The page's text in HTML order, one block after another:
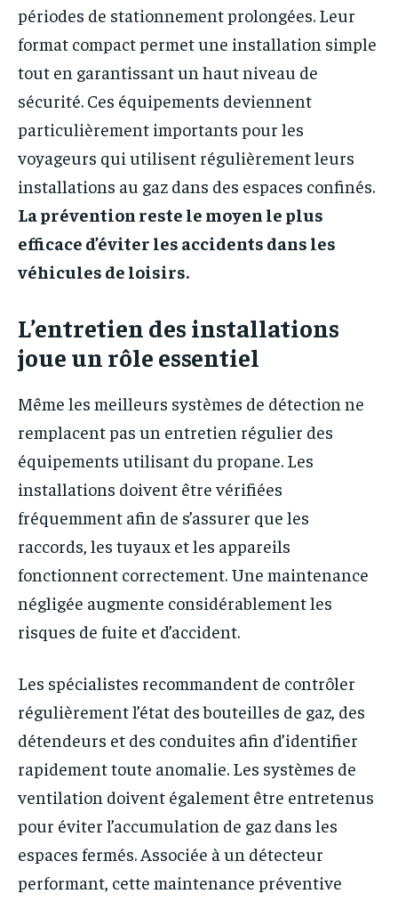
périodes de stationnement prolongées. Leur
format compact permet une installation simple
tout en garantissant un haut niveau de
sécurité. Ces équipements deviennent
particulièrement importants pour les
voyageurs qui utilisent régulièrement leurs
installations au gaz dans des espaces confinés.
La prévention reste le moyen le plus
efficace d’éviter les accidents dans les
véhicules de loisirs.
L’entretien des installations
joue un rôle essentiel
Même les meilleurs systèmes de détection ne
remplacent pas un entretien régulier des
équipements utilisant du propane. Les
installations doivent être vérifiées
fréquemment afin de s’assurer que les
raccords, les tuyaux et les appareils
fonctionnent correctement. Une maintenance
négligée augmente considérablement les
risques de fuite et d’accident.
Les spécialistes recommandent de contrôler
régulièrement l’état des bouteilles de gaz, des
détendeurs et des conduites afin d’identifier
rapidement toute anomalie. Les systèmes de
ventilation doivent également être entretenus
pour éviter l’accumulation de gaz dans les
espaces fermés. Associée à un détecteur
performant, cette maintenance préventive